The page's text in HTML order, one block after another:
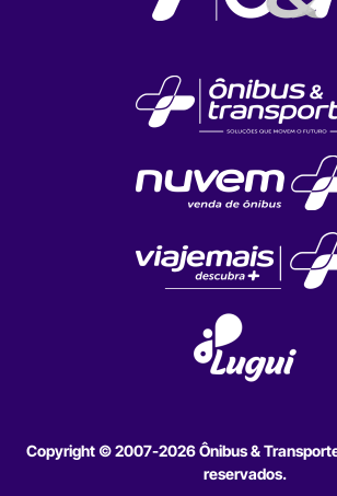
Copyright © 2007-2026 Ônibus &
reservados.